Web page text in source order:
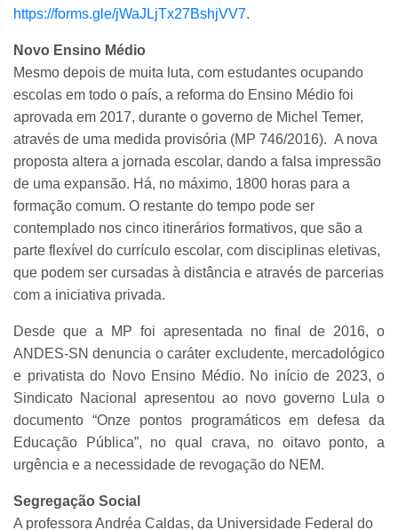
https://forms.gle/jWaJLjTx27BshjVV7.
Novo Ensino Médio
Mesmo depois de muita luta, com estudantes ocupando
escolas em todo o país, a reforma do Ensino Médio foi
aprovada em 2017, durante o governo de Michel Temer,
através de uma medida provisória (MP 746/2016). A nova
proposta altera a jornada escolar, dando a falsa impressão
de uma expansão. Há, no máximo, 1800 horas para a
formação comum. O restante do tempo pode ser
contemplado nos cinco itinerários formativos, que são a
parte flexível do currículo escolar, com disciplinas eletivas,
que podem ser cursadas à distância e através de parcerias
com a iniciativa privada.
Desde que a MP foi apresentada no final de 2016, o
ANDES-SN denuncia o caráter excludente, mercadológico
e privatista do Novo Ensino Médio. No início de 2023, o
Sindicato Nacional apresentou ao novo governo Lula o
documento “Onze pontos programáticos em defesa da
Educação Pública”, no qual crava, no oitavo ponto, a
urgência e a necessidade de revogação do NEM.
Segregação Social
A professora Andréa Caldas, da Universidade Federal do